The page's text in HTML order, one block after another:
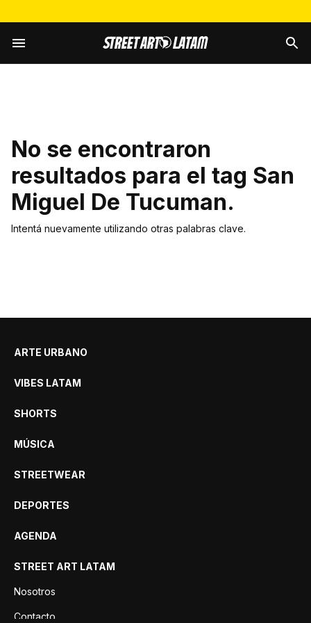
No se encontraron
resultados para el tag San
Miguel De Tucuman.
Intentá nuevamente utilizando otras palabras clave.
ARTE URBANO
VIBES LATAM
SHORTS
MÚSICA
STREETWEAR
DEPORTES
AGENDA
STREET ART LATAM
Nosotros
Contacto